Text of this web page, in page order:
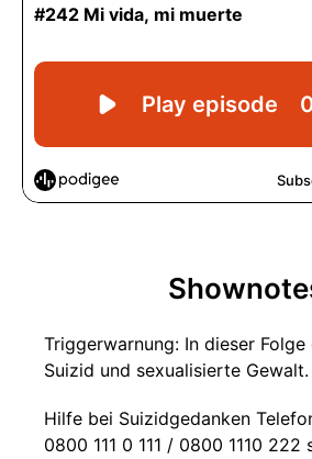
Triggerwarnung: In dieser Folge
Suizid und sexualisierte Gewalt.
Hilfe bei Suizidgedanken
0800 111 0 111 / 0800 1110 222